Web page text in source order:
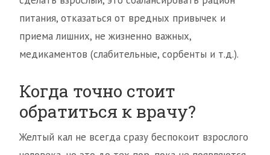
питания, отказаться от вредных привычек и
приема лишних, не жизненно важных,
медикаментов (слабительные, сорбенты и т.д.).
Когда точно стоит
обратиться к врачу?
Желтый кал не всегда сразу беспокоит взрослого